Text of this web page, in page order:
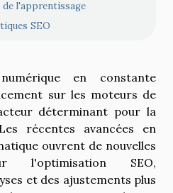
l'apprentissage
SEO
en constante
sur les moteurs de
déterminant pour la
récentes avancées en
ouvrent de nouvelles
l'optimisation SEO,
et des ajustements plus